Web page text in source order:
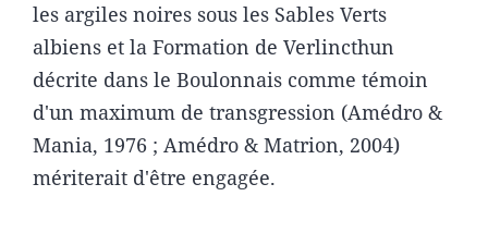
les argiles noires sous les Sables Verts
albiens et la Formation de Verlincthun
décrite dans le Boulonnais comme témoin
d'un maximum de transgression (Amédro &
Mania, 1976 ; Amédro & Matrion, 2004)
mériterait d'être engagée.